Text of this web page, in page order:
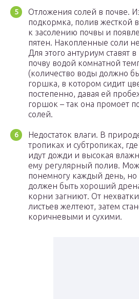
Отложения солей в почве.
подкормка, полив жесткой
к засолению почвы и
пятен. Накопленные соли
Для этого антуриум ставят
почву водой комнатной
(количество воды должно
горшка, в котором сидит
постепенно, давая ей
горшок – так она промоет
солей.
Недостаток влаги. В
тропиках и субтропиках,
идут дожди и высокая
ему регулярный полив.
понемногу каждый день, но
должен быть хороший
корни загниют. От
листьев желтеют, затем
коричневыми и сухими.